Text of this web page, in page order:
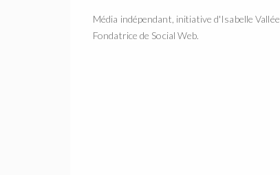
Média indépendant, initiative d'Isabelle Vallée,
Fondatrice de Social Web.